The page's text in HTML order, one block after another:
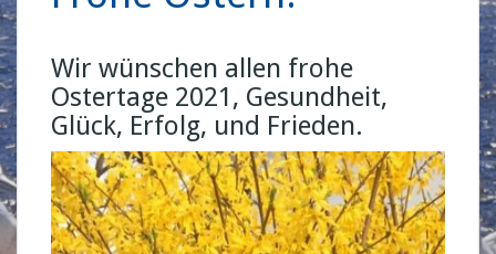
Wir wünschen allen frohe
Ostertage 2021, Gesundheit,
Glück, Erfolg, und Frieden.